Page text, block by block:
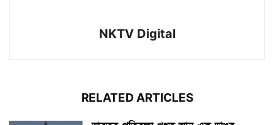
NKTV Digital
RELATED ARTICLES